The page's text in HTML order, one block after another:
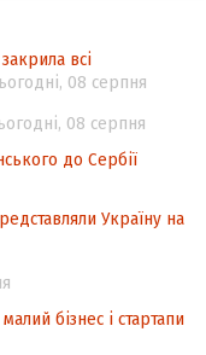
до
прав
у
щодо
всі
08 серпня
08 серпня
до Сербії
Україну на
бізнес і стартапи